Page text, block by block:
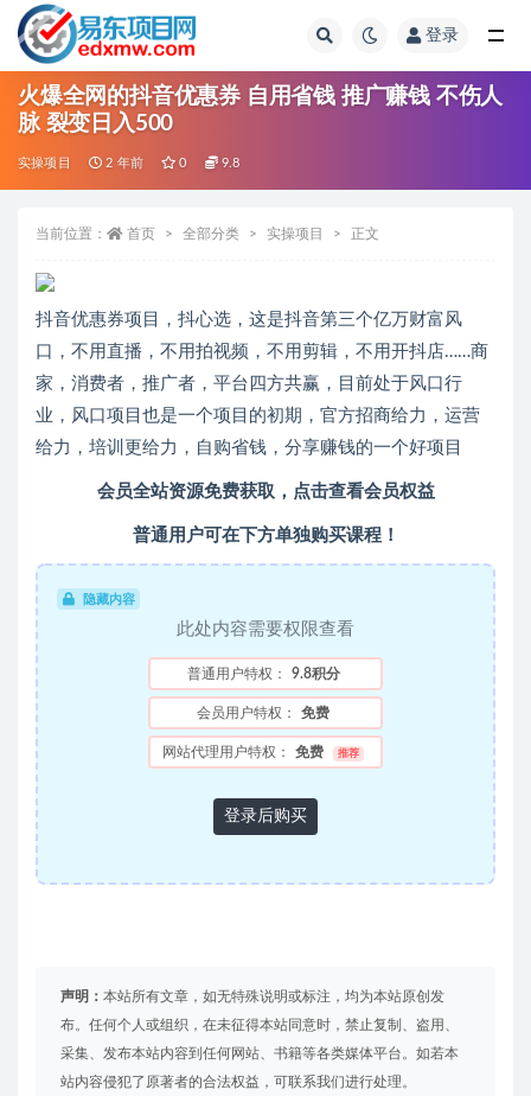
登录
火爆全网的抖音优惠券 自用省钱 推广赚钱 不伤人
脉 裂变日入500
实操项目 2 年前 0 9.8
当前位置： 首页 全部分类 实操项目 正文
抖音优惠券项目，抖心选，这是抖音第三个亿万财富风
口，不用直播，不用拍视频，不用剪辑，不用开抖店……商
家，消费者，推广者，平台四方共赢，目前处于风口行
业，风口项目也是一个项目的初期，官方招商给力，运营
给力，培训更给力，自购省钱，分享赚钱的一个好项目
会员全站资源免费获取， 点击查看会员权益
普通用户可在下方单独购买课程！
隐藏内容
此处内容需要权限查看
普通用户特权： 9.8积分
会员用户特权： 免费
网站代理用户特权： 免费 推荐
登录后购买
声明： 本站所有文章，如无特殊说明或标注，均为本站原创发
布。任何个人或组织，在未征得本站同意时，禁止复制、盗用、
采集、发布本站内容到任何网站、书籍等各类媒体平台。如若本
站内容侵犯了原著者的合法权益，可联系我们进行处理。